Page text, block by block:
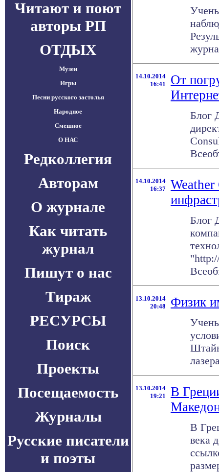
Читают и поют
авторы РП
ОТДЫХ
Музеи
Игры
Песни русского застолья
Народное
Смешное
О НАС
Редколлегия
Авторам
О журнале
Как читать
журнал
Пишут о нас
Тираж
РЕСУРСЫ
Поиск
Проекты
Посещаемость
Журналы
Русские писатели
и поэты
14.10.2014
16:41
От
Блог
14.10.2014
16:37
Блог
13.10.2014
20:48
Физик
13.10.2014
19:21
В
В
века